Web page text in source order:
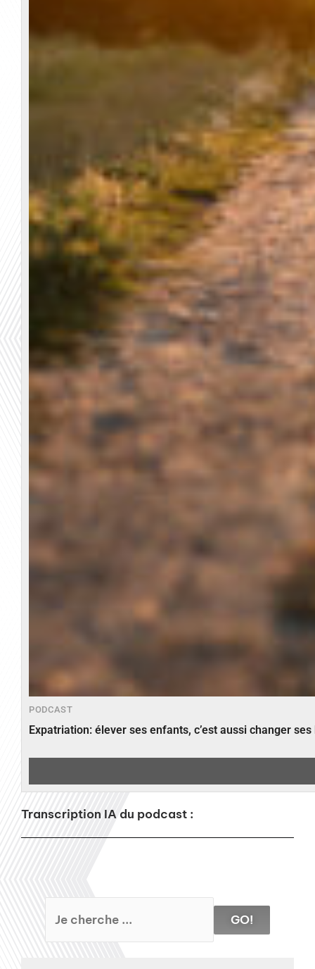
PODCAST
Expatriation: élever ses enfants, c’est aussi changer
Transcription IA du podcast :
GO!